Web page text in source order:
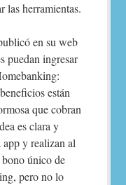
las herramientas.
en su web
puedan ingresar
están
que cobran
es clara y
y realizan al
único de
pero no lo